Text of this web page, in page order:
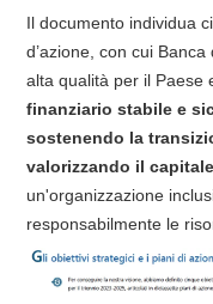
Il documento individua
d’azione, con cui
alta qualità per il Paese
finanziario stabile e
sostenendo la
valorizzando il
un'organizzazione
responsabilmente le